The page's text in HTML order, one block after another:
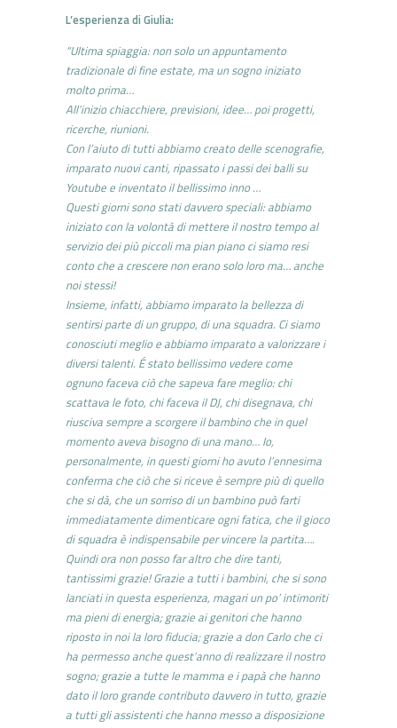
L’esperienza di Giulia:
“Ultima spiaggia: non solo un appuntamento
tradizionale di fine estate, ma un sogno iniziato
molto prima…
All’inizio chiacchiere, previsioni, idee… poi progetti,
ricerche, riunioni.
Con l’aiuto di tutti abbiamo creato delle scenografie,
imparato nuovi canti, ripassato i passi dei balli su
Youtube e inventato il bellissimo inno …
Questi giorni sono stati davvero speciali: abbiamo
iniziato con la volontà di mettere il nostro tempo al
servizio dei più piccoli ma pian piano ci siamo resi
conto che a crescere non erano solo loro ma… anche
noi stessi!
Insieme, infatti, abbiamo imparato la bellezza di
sentirsi parte di un gruppo, di una squadra. Ci siamo
conosciuti meglio e abbiamo imparato a valorizzare i
diversi talenti. É stato bellissimo vedere come
ognuno faceva ciò che sapeva fare meglio: chi
scattava le foto, chi faceva il DJ, chi disegnava, chi
riusciva sempre a scorgere il bambino che in quel
momento aveva bisogno di una mano… Io,
personalmente, in questi giorni ho avuto l’ennesima
conferma che ciò che si riceve è sempre più di quello
che si dà, che un sorriso di un bambino può farti
immediatamente dimenticare ogni fatica, che il gioco
di squadra è indispensabile per vincere la partita….
Quindi ora non posso far altro che dire tanti,
tantissimi grazie! Grazie a tutti i bambini, che si sono
lanciati in questa esperienza, magari un po’ intimoriti
ma pieni di energia; grazie ai genitori che hanno
riposto in noi la loro fiducia; grazie a don Carlo che ci
ha permesso anche quest’anno di realizzare il nostro
sogno; grazie a tutte le mamma e i papà che hanno
dato il loro grande contributo davvero in tutto, grazie
a tutti gli assistenti che hanno messo a disposizione